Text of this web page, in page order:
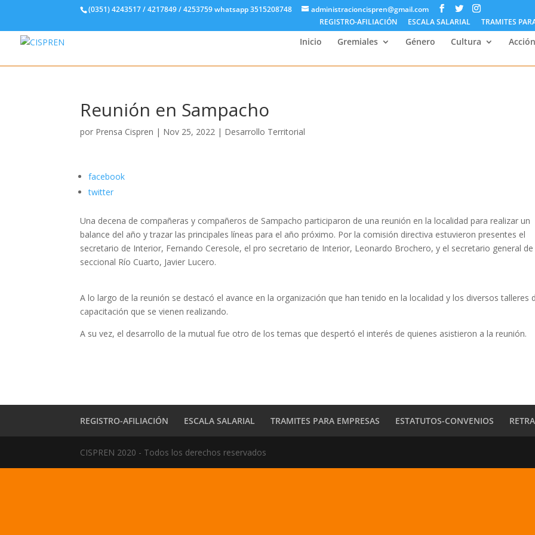
(0351) 4243517 / 4217849 / 4253759 whatsapp 3515208748
administracioncispren@gmail.com
REGISTRO-AFILIACIÓN
ESCALA SALARIAL TRAMITES
Inicio Gremiales Género Cultura
Reunión en Sampacho
por Prensa Cispren | Nov 25, 2022 | Desarrollo Territorial
facebook
twitter
Una decena de compañeras y compañeros de Sampacho participaron de una reunión en la localidad para realizar un
balance del año y trazar las principales líneas para el año próximo. Por la comisión directiva estuvieron presentes el
secretario de Interior, Fernando Ceresole, el pro secretario de Interior, Leonardo Brochero, y el secretario general de
seccional Río Cuarto, Javier Lucero.
A lo largo de la reunión se destacó el avance en la organización que han tenido en la localidad y los diversos talleres
capacitación que se vienen realizando.
A su vez, el desarrollo de la mutual fue otro de los temas que despertó el interés de quienes asistieron a la reunión.
REGISTRO-AFILIACIÓN ESCALA SALARIAL TRAMITES PARA EMPRESAS ESTATUTOS-CONVENIOS
CISPREN 2020 - Todos los derechos reservados